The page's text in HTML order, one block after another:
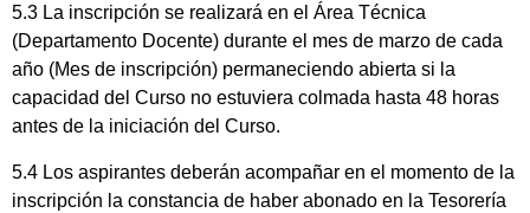
5.3 La inscripción se realizará en el Área Técnica
(Departamento Docente) durante el mes de marzo de cada
año (Mes de inscripción) permaneciendo abierta si la
capacidad del Curso no estuviera colmada hasta 48 horas
antes de la iniciación del Curso.
5.4 Los aspirantes deberán acompañar en el momento de la
inscripción la constancia de haber abonado en la Tesorería